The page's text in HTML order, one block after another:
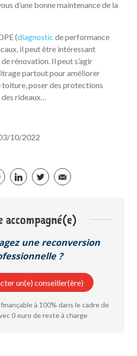
d’une bonne maintenance de la
(diagnostic de performance
il peut être intéressant
rénovation. Il peut s’agir
partout pour améliorer
toiture, poser des protections
des rideaux…
10/2022
une reconversion
?
un(e) conseiller(ère)
à 100% dans le cadre de
0 euro de reste à charge